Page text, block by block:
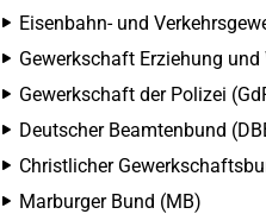
Eisenbahn- und
Gewerkschaft Erziehung
Gewerkschaft der Polizei
Deutscher Beamtenbund
Christlicher
Marburger Bund (MB)